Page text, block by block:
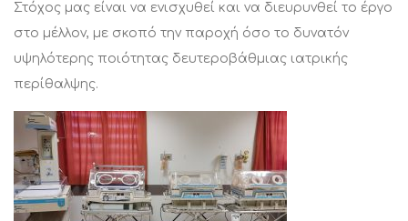
Στόχος μας είναι να ενισχυθεί και να διευρυνθεί το έργο
στο μέλλον, με σκοπό την παροχή όσο το δυνατόν
υψηλότερης ποιότητας δευτεροβάθμιας ιατρικής
περίθαλψης.